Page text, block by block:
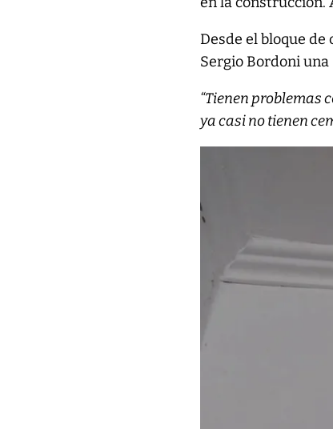
Desde el bloque
Sergio Bordoni
“Tienen problemas
ya casi no tienen